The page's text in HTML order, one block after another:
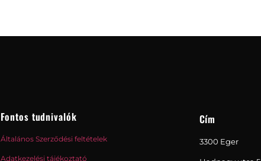
Fontos tudnivalók
Általános Szerződési feltételek
Adatkezelési tájékoztató
Cím
3300 Eger